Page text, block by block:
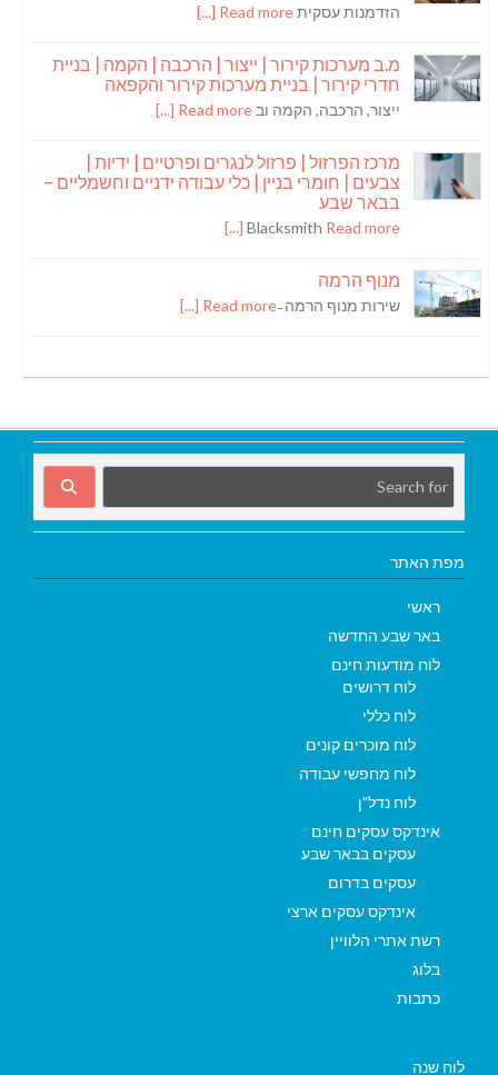
הזדמנות עסקיתRead more [...]
מ.ב מערכות קירור | ייצור | הרכבה | הקמה | בניית
חדרי קירור | בניית מערכות קירור והקפאה
ייצור, הרכבה, הקמה וב Read more [...]
מרכז הפרזול | פרזול לנגרים ופרטיים | ידיות |
צבעים | חומרי בניין | כלי עבודה ידניים וחשמליים –
בבאר שבע
Blacksmith Read more [...]
מנוף הרמה
שירות מנוף הרמה ̵Read more [...]
מפת האתר
ראשי
באר שבע החדשה
לוח מודעות חינם
לוח דרושים
לוח כללי
לוח מוכרים קונים
לוח מחפשי עבודה
לוח נדל"ן
אינדקס עסקים חינם
עסקים בבאר שבע
עסקים בדרום
אינדקס עסקים ארצי
רשת אתרי הלוויין
בלוג
כתבות
לוח שנה